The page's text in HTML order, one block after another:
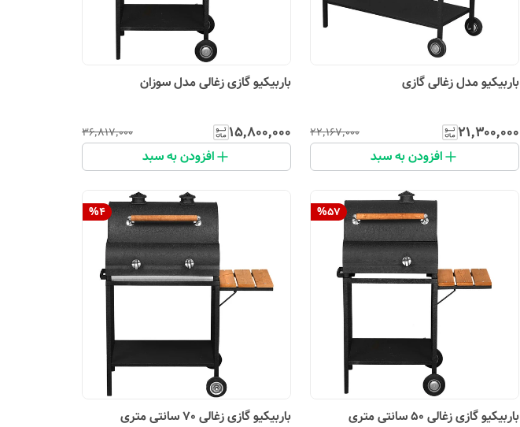
باربیکیو مدل زغالی گازی
۲۱٬۳۰۰٬۰۰۰ ۲۲٬۱۶۷٬۰۰۰
افزودن به سبد
باربیکیو گازی زغالی مدل سوزان
۱۵٬۸۰۰٬۰۰۰ ۳۶٬۸۱۷٬۰۰۰
افزودن به سبد
%57
باربیکیو گازی زغالی 50 سانتی متری
%4
باربیکیو گازی زغالی 70 سانتی متری